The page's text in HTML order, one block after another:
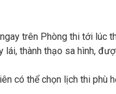
trên Phòng thi tới lúc
lái, thành thạo sa hình,
có thể chọn lịch thi phù